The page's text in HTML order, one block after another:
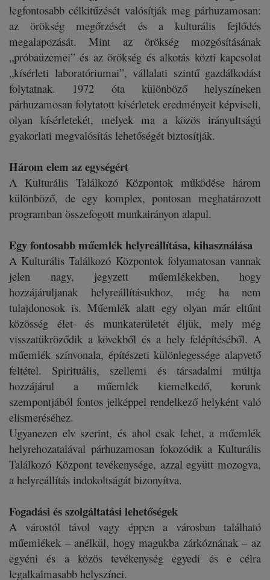
legfontosabb célkitűzését valósítják meg párhuzamosan:
az örökség megőrzését és a kulturális fejlődés
megalapozását. Mint az örökség mozgósításának
„próbaüzemei” és az örökség és alkotás közti kapcsolat
„kísérleti laboratóriumai”, vállalati szintű gazdálkodást
folytatnak. 1972 óta különböző helyszíneken
párhuzamosan folytatott kísérletek eredményeit képviseli,
olyan kísérletekét, melyek ma a közös irányultságú
gyakorlati megvalósítás lehetőségét biztosítják.
Három elem az egységért
A Kulturális Találkozó Központok működése három
különböző, de egy komplex, pontosan meghatározott
programban összefogott munkairányon alapul.
Egy fontosabb műemlék helyreállítása, kihasználása
A Kulturális Találkozó Központok folyamatosan vannak
jelen nagy, jegyzett műemlékekben, hogy
hozzájáruljanak helyreállításukhoz, még ha nem
tulajdonosok is. Műemlék alatt egy olyan már eltűnt
közösség élet- és munkaterületét éljük, mely még
visszatükröződik a kövekből és a hely felépítéséből. A
műemlék színvonala, építészeti különlegessége alapvető
feltétel. Spirituális, szellemi és társadalmi múltja
hozzájárul a műemlék kiemelkedő, korunk
szempontjából fontos jelképpel rendelkező helyként való
elismeréséhez.
Ugyanezen elv szerint, és ahol csak lehet, a műemlék
helyrehozatalával párhuzamosan fokozódik a Kulturális
Találkozó Központ tevékenysége, azzal együtt mozogva,
a helyreállítás indokoltságát bizonyítva.
Fogadási és szolgáltatási lehetőségek
A várostól távol vagy éppen a városban található
műemlékek – anélkül, hogy magukba zárkóznának – az
egyéni és a közös tevékenység egyedi és e célra
legalkalmasabb helyszínei.